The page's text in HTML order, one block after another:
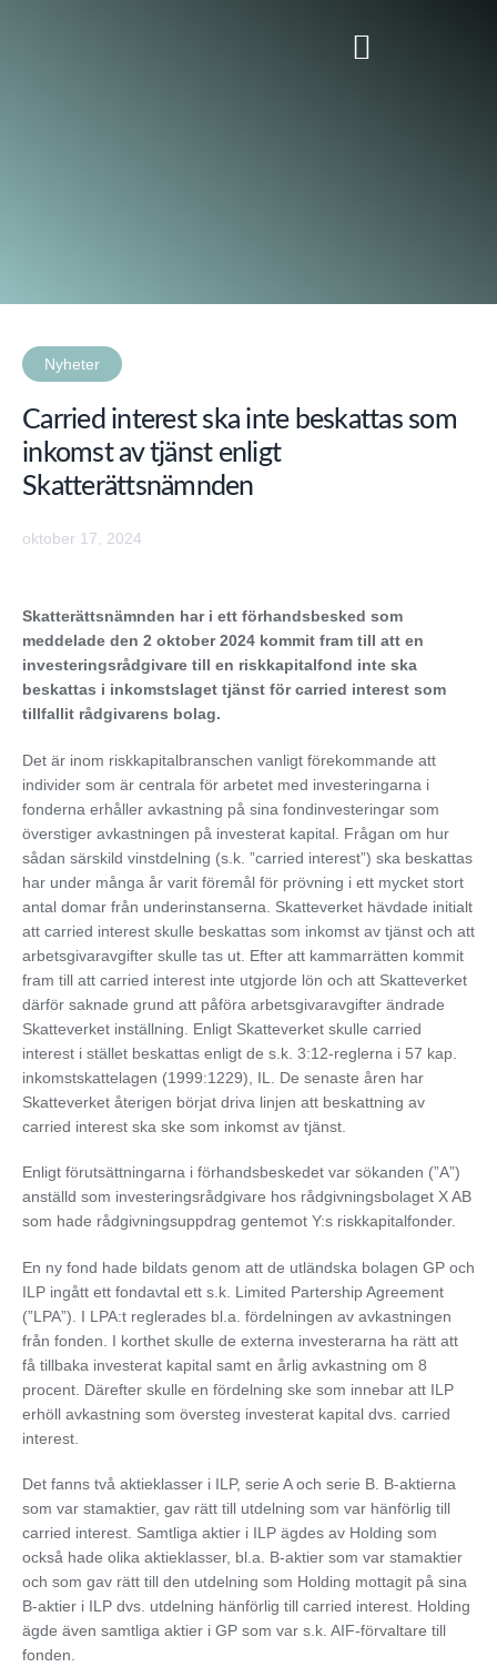
Nyheter
Carried interest ska inte beskattas som
inkomst av tjänst enligt
Skatterättsnämnden
oktober 17, 2024
Skatterättsnämnden har i ett förhandsbesked som
meddelade den 2 oktober 2024 kommit fram till att en
investeringsrådgivare till en riskkapitalfond inte ska
beskattas i inkomstslaget tjänst för carried interest som
tillfallit rådgivarens bolag.
Det är inom riskkapitalbranschen vanligt förekommande att
individer som är centrala för arbetet med investeringarna i
fonderna erhåller avkastning på sina fondinvesteringar som
överstiger avkastningen på investerat kapital. Frågan om hur
sådan särskild vinstdelning (s.k. ”carried interest”) ska beskattas
har under många år varit föremål för prövning i ett mycket stort
antal domar från underinstanserna. Skatteverket hävdade initialt
att carried interest skulle beskattas som inkomst av tjänst och att
arbetsgivaravgifter skulle tas ut. Efter att kammarrätten kommit
fram till att carried interest inte utgjorde lön och att Skatteverket
därför saknade grund att påföra arbetsgivaravgifter ändrade
Skatteverket inställning. Enligt Skatteverket skulle carried
interest i stället beskattas enligt de s.k. 3:12-reglerna i 57 kap.
inkomstskattelagen (1999:1229), IL. De senaste åren har
Skatteverket återigen börjat driva linjen att beskattning av
carried interest ska ske som inkomst av tjänst.
Enligt förutsättningarna i förhandsbeskedet var sökanden (”A”)
anställd som investeringsrådgivare hos rådgivningsbolaget X AB
som hade rådgivningsuppdrag gentemot Y:s riskkapitalfonder.
En ny fond hade bildats genom att de utländska bolagen GP och
ILP ingått ett fondavtal ett s.k. Limited Partership Agreement
(”LPA”). I LPA:t reglerades bl.a. fördelningen av avkastningen
från fonden. I korthet skulle de externa investerarna ha rätt att
få tillbaka investerat kapital samt en årlig avkastning om 8
procent. Därefter skulle en fördelning ske som innebar att ILP
erhöll avkastning som översteg investerat kapital dvs. carried
interest.
Det fanns två aktieklasser i ILP, serie A och serie B. B-aktierna
som var stamaktier, gav rätt till utdelning som var hänförlig till
carried interest. Samtliga aktier i ILP ägdes av Holding som
också hade olika aktieklasser, bl.a. B-aktier som var stamaktier
och som gav rätt till den utdelning som Holding mottagit på sina
B-aktier i ILP dvs. utdelning hänförlig till carried interest. Holding
ägde även samtliga aktier i GP som var s.k. AIF-förvaltare till
fonden.